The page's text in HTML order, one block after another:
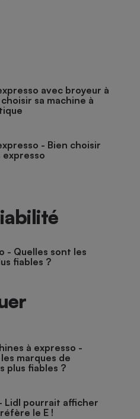
avec broyeur à
sa machine à
- Bien choisir
expresso
- Quelles sont les
fiables ?
à expresso -
marques de
plus fiables ?
Lidl pourrait afficher
le E !